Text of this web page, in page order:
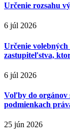
Určenie rozsahu
6 júl 2026
Určenie volebných
zastupiteľstva,
6 júl 2026
Voľby do orgánov
podmienkach
25 jún 2026